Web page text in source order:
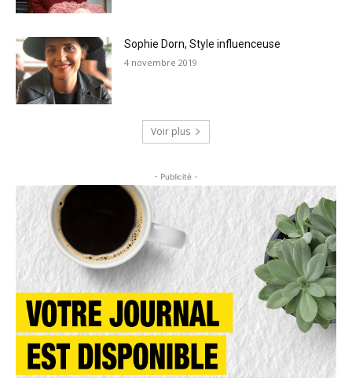
Sophie Dorn, Style influenceuse
4 novembre 2019
Voir plus
- Publicité -